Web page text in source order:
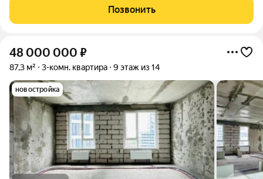
компания КОЛДИ, представляет собой знаковое жилое
пространство, на территории которого
Позвонить
48 000 000 ₽
87,3 м² 3-комн. квартира 9 этаж из 14
новостройка